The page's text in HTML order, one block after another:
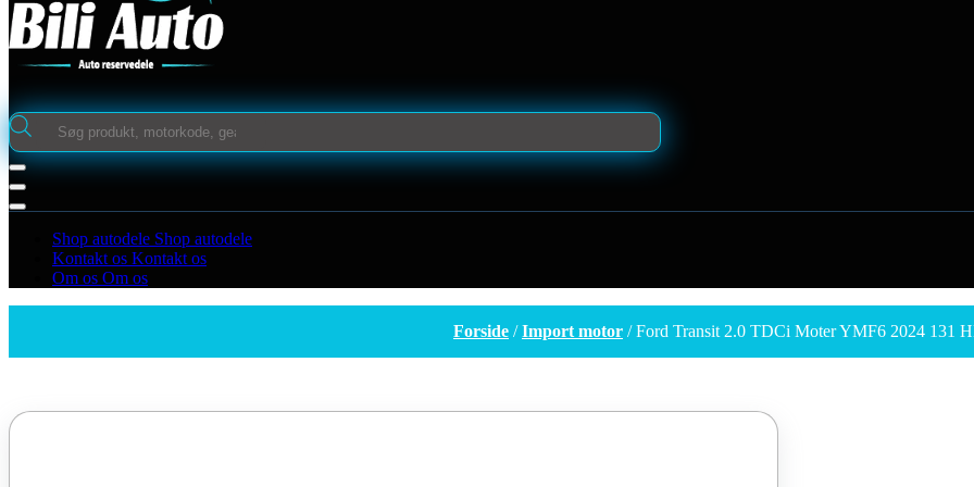
search
Shop autodele Shop autodele
Kontakt os Kontakt os
Om os Om os
Forside /Import motor / Ford Transit 2.0 TDCi Moter YMF6 2024 131